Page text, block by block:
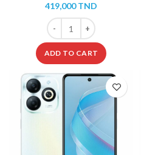
419,000TND
Smartphone INFINIX
ADD TO CART